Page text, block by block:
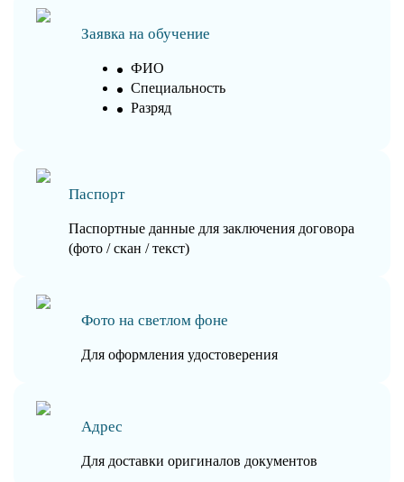
Заявка на обучение
ФИО
Специальность
Разряд
Паспорт
Паспортные данные для заключения договора
(фото / скан / текст)
Фото на светлом фоне
Для оформления удостоверения
Адрес
Для доставки оригиналов документов